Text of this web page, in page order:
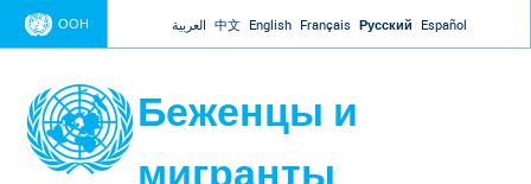
Jump to navigation
ООН العربية 中文 English Français Русский Español
Беженцы и
мигранты